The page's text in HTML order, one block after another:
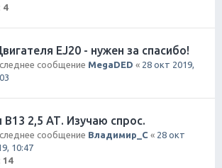
4
EJ20 - нужен за спасибо!
сообщение MegaDED « 28 окт 2019,
B13 2,5 АТ. Изучаю спрос.
сообщение Владимир_С « 28 окт
10:47
14